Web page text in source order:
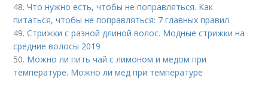
48.Что нужно есть, чтобы не поправляться. Как
питаться, чтобы не поправляться: 7 главных правил
49.Стрижки с разной длиной волос. Модные стрижки на
средние волосы 2019
50. Можно ли пить чай с лимоном и медом при
температуре. Можно ли мед при температуре